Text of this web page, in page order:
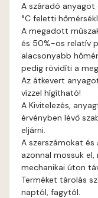
A száradó anyagot
°C feletti
A megadott
és 50%-os relatív
alacsonyabb
pedig rövidíti a
Az átkevert
vízzel hígítható!
A Kivitelezés,
érvényben lévő
eljárni.
A szerszámokat
azonnal mossuk
mechanikai úton
Terméket tárolás
naptól, fagytól.